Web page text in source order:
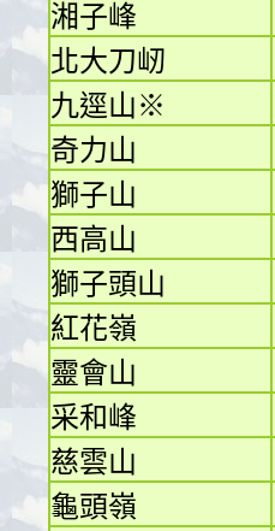
湘子峰
北大刀屻
九逕山※
奇力山
獅子山
西高山
獅子頭山
紅花嶺
靈會山
采和峰
慈雲山
龜頭嶺